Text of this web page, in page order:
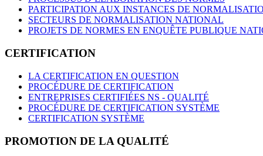
PARTICIPATION AUX INSTANCES DE
SECTEURS DE NORMALISATION NATIONAL
PROJETS DE NORMES EN ENQUÊTE PUBLIQUE
CERTIFICATION
LA CERTIFICATION EN QUESTION
PROCÉDURE DE CERTIFICATION
ENTREPRISES CERTIFIÉES NS - QUALITÉ
PROCÉDURE DE CERTIFICATION SYSTÈME
CERTIFICATION SYSTÈME
PROMOTION DE LA QUALITÉ